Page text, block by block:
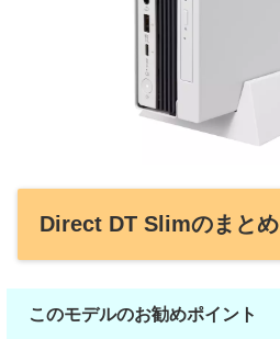
Direct DT Slimのまとめ
このモデルのお勧めポイント